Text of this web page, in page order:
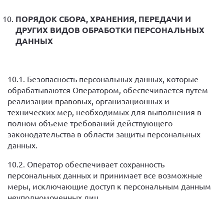
ПОРЯДОК СБОРА, ХРАНЕНИЯ, ПЕРЕДАЧИ И
ДРУГИХ ВИДОВ ОБРАБОТКИ ПЕРСОНАЛЬНЫХ
ДАННЫХ
10.1. Безопасность персональных данных, которые
обрабатываются Оператором, обеспечивается путем
реализации правовых, организационных и
технических мер, необходимых для выполнения в
полном объеме требований действующего
законодательства в области защиты персональных
данных.
10.2. Оператор обеспечивает сохранность
персональных данных и принимает все возможные
меры, исключающие доступ к персональным данным